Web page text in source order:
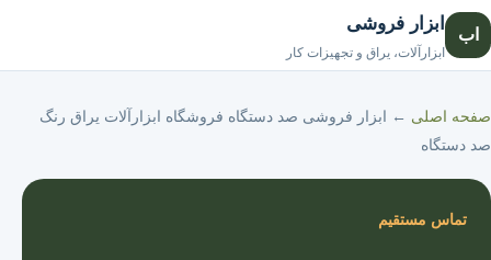
اب
ابزار فروشی
ابزارآلات، یراق و تجهیزات کار
صفحه اصلی ← ابزار فروشی صد دستگاه فروشگاه ابزارآلات یراق رنگ
صد دستگاه
تماس مستقیم